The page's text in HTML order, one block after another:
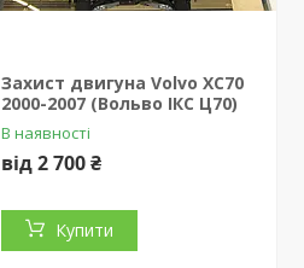
Захист двигуна Volvo XC70
2000-2007 (Вольво ІКС Ц70)
В наявності
від 2 700 ₴
Купити